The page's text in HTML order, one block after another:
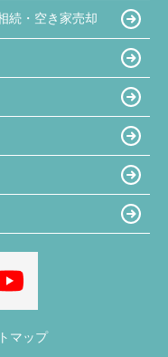
続・空き家売却
マップ